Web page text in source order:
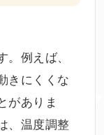
例えば、
きにくくな
がありま
、温度調整